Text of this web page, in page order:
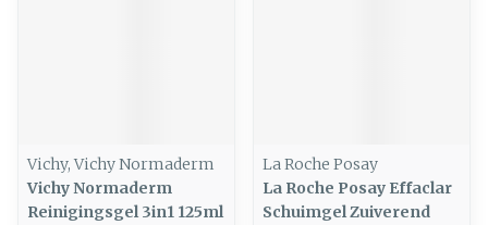
Vichy, Vichy Normaderm
Vichy Normaderm
Reinigingsgel 3in1 125ml
La Roche Posay
La Roche Posay Effaclar
Schuimgel Zuiverend